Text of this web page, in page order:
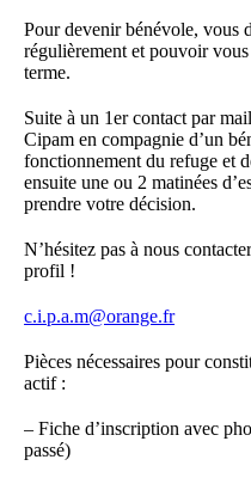
Pour devenir bénévole, vous
régulièrement et pouvoir
terme.
Suite à un 1er contact par
Cipam en compagnie d’un
fonctionnement du refuge et
ensuite une ou 2 matinées
prendre votre décision.
N’hésitez pas à nous
profil !
c.i.p.a.m@orange.fr
Pièces nécessaires pour
actif :
– Fiche d’inscription avec
passé)